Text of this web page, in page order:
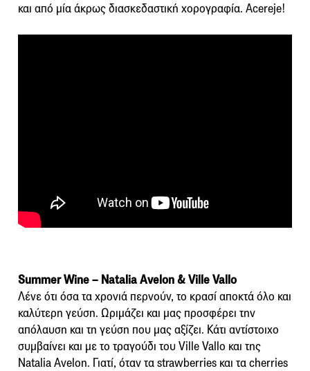
και από μία άκρως διασκεδαστική χορογραφία. Acereje!
Summer Wine – Natalia Avelon & Ville Vallo
Λένε ότι όσα τα χρονιά περνούν, το κρασί αποκτά όλο και
καλύτερη γεύση. Ωριμάζει και μας προσφέρει την
απόλαυση και τη γεύση που μας αξίζει. Κάτι αντίστοιχο
συμβαίνει και με το τραγούδι του Ville Vallo και της
Natalia Avelon. Γιατί, όταν τα strawberries και τα cherries